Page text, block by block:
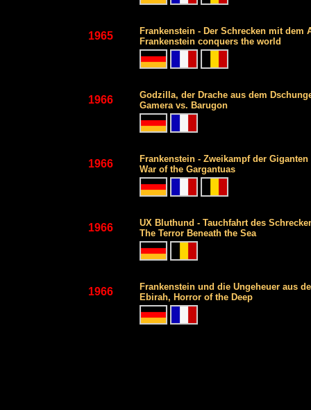
1965
Frankenstein - Der Schrecken mit dem
Frankenstein conquers the world
1966
Godzilla, der Drache aus dem
Gamera vs. Barugon
1966
Frankenstein - Zweikampf der Giganten
War of the Gargantuas
1966
UX Bluthund - Tauchfahrt des
The Terror Beneath the Sea
1966
Frankenstein und die Ungeheuer aus
Ebirah, Horror of the Deep